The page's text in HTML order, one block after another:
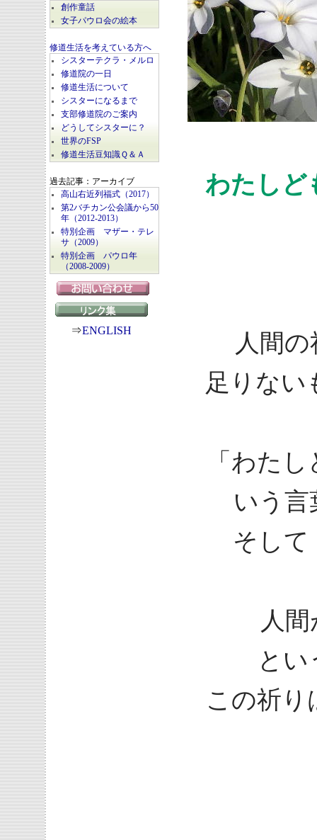
創作童話
女子パウロ会の絵本
修道生活を考えている方へ
シスターテクラ・メルロ
修道院の一日
修道生活について
シスターになるまで
支部修道院のご案内
どうしてシスターに？
世界のFSP
修道生活豆知識Ｑ＆Ａ
過去記事：アーカイブ
高山右近列福式（2017）
第2バチカン公会議から50
年（2012-2013）
特別企画 マザー・テレ
サ（2009）
特別企画 パウロ年
（2008-2009）
⇒ENGLISH
わたしど
人間
足りない
「わた
いう
そし
人
と
この祈り